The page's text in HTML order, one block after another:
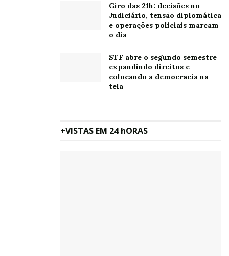
Giro das 21h: decisões no
Judiciário, tensão diplomática
e operações policiais marcam
o dia
STF abre o segundo semestre
expandindo direitos e
colocando a democracia na
tela
+VISTAS EM 24 hORAS